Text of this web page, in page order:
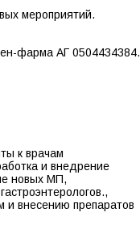
мероприятий.
фарма АГ 0504434384.
к врачам
и внедрение
новых МП,
и внесению препаратов